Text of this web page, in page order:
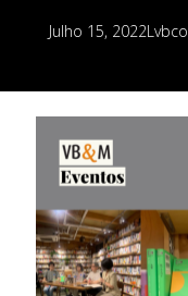
Julho 15, 2022Lvbco